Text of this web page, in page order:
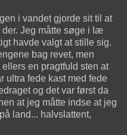
i vandet gjorde sit til at
der. Jeg måtte søge i læ
havde valgt at stille sig.
bag revet, men
en pragtfuld sten at
ultra fede kast med fede
og det var først da
at jeg måtte indse at jeg
land... halvslattent,